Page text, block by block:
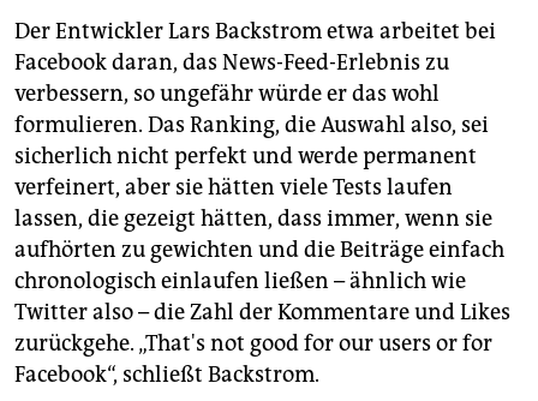
Der Entwickler Lars Backstrom etwa arbeitet bei
Facebook daran, das News-Feed-Erlebnis zu
verbessern, so ungefähr würde er das wohl
formulieren. Das Ranking, die Auswahl also, sei
sicherlich nicht perfekt und werde permanent
verfeinert, aber sie hätten viele Tests laufen
lassen, die gezeigt hätten, dass immer, wenn sie
aufhörten zu gewichten und die Beiträge einfach
chronologisch einlaufen ließen – ähnlich wie
Twitter also – die Zahl der Kommentare und Likes
zurückgehe. „That's not good for our users or for
Facebook“, schließt Backstrom.